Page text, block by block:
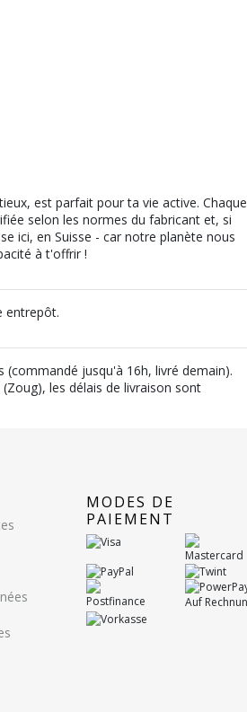
est parfait pour ta vie active. Chaque
selon les normes du fabricant et, si
ici, en Suisse - car notre planète nous
à t'offrir !
entrepôt.
jusqu'à 16h, livré demain).
les délais de livraison sont
MODES DE
PAIEMENT